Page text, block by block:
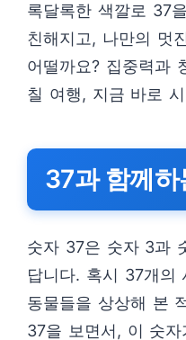
록달록한 색깔로 37
친해지고, 나만의 멋
어떨까요? 집중력과
칠 여행, 지금 바로
37과 함께하
숫자 37은 숫자 3과
답니다. 혹시 37개의
동물들을 상상해 본
37을 보면서, 이 숫